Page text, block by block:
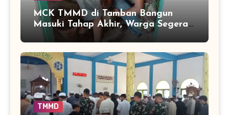
MCK TMMD di Tamban Bangun
Masuki Tahap Akhir, Warga Segera
Nikmati Fasilitas Sanitasi yang
Lebih Layak
TMMD